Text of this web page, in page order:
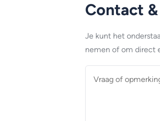
Contact
Je kunt het
nemen of om direct